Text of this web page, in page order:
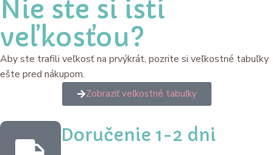
Nie ste si istí
veľkosťou?
Aby ste trafili veľkosť na prvýkrát, pozrite si veľkostné tabuľky
ešte pred nákupom.
Zobraziť veľkostné tabuľky
Doručenie 1-2 dni